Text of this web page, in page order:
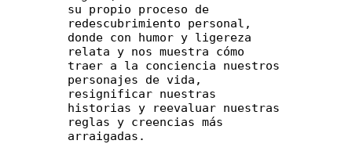
su propio proceso de
redescubrimiento personal,
donde con humor y ligereza
relata y nos muestra cómo
traer a la conciencia nuestros
personajes de vida,
resignificar nuestras
historias y reevaluar nuestras
reglas y creencias más
arraigadas.